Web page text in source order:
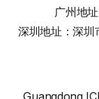
广州地
深圳地址：深圳
Guangdong